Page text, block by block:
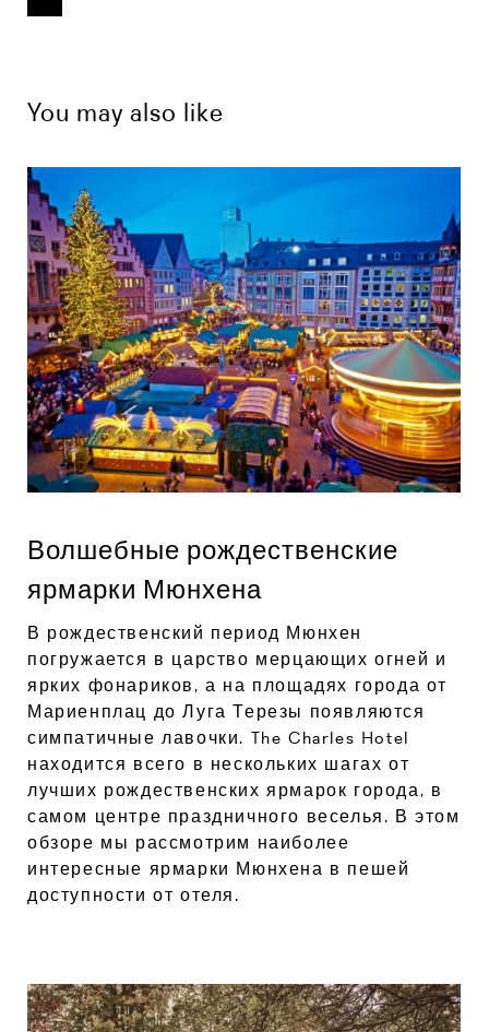
You may also like
Волшебные рождественские
ярмарки Мюнхена
В рождественский период Мюнхен
погружается в царство мерцающих огней и
ярких фонариков, а на площадях города от
Мариенплац до Луга Терезы появляются
симпатичные лавочки. The Charles Hotel
находится всего в нескольких шагах от
лучших рождественских ярмарок города, в
самом центре праздничного веселья. В этом
обзоре мы рассмотрим наиболее
интересные ярмарки Мюнхена в пешей
доступности от отеля.